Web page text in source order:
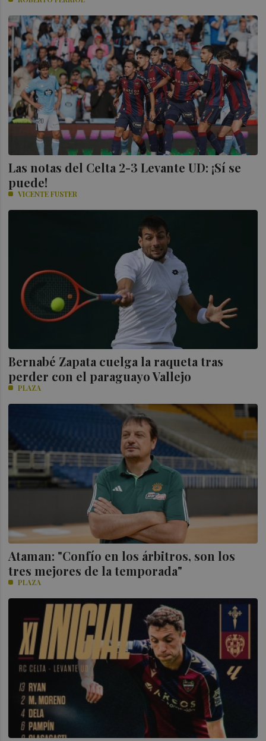
Las notas del Celta 2-3 Levante UD: ¡Sí se
puede!
VICENTE FUSTER
Bernabé Zapata cuelga la raqueta tras
perder con el paraguayo Vallejo
PLAZA
Ataman: "Confío en los árbitros, son los
tres mejores de la temporada"
PLAZA